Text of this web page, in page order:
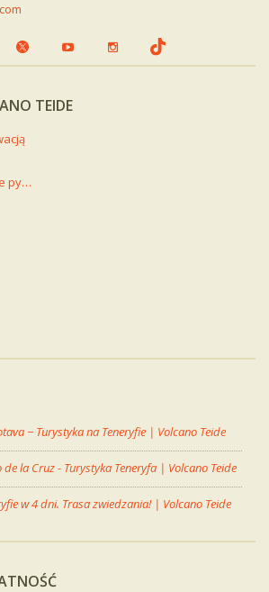
TEIDE
Często zadawane pytania
− Turystyka na Teneryfie | Volcano Teide
de la Cruz - Turystyka Teneryfa | Volcano Teide
w 4 dni. Trasa zwiedzania! | Volcano Teide